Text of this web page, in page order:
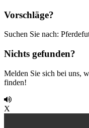
Vorschläge?
Suchen Sie nach:
Nichts gefunden?
Melden Sie sich bei uns,
finden!
X